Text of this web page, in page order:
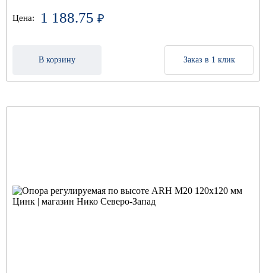
Цена: 1 188.75 ₽
В корзину Заказ в 1 клик